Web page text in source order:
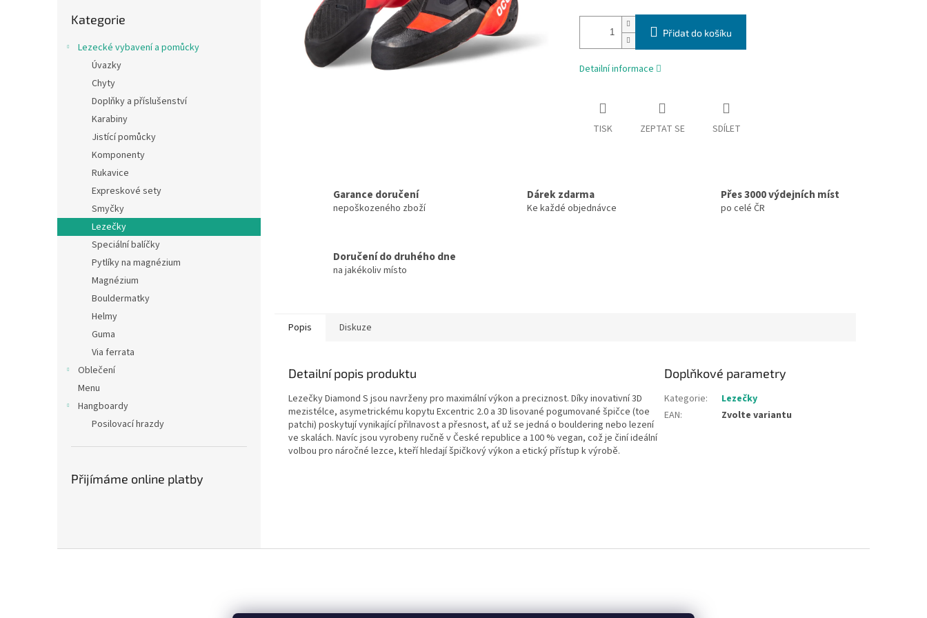
kategorie
Kategorie
Lezecké vybavení a pomůcky
Úvazky
Chyty
Doplňky a příslušenství
Karabiny
Jistící pomůcky
Komponenty
Rukavice
Expreskové sety
Smyčky
Lezečky
Speciální balíčky
Pytlíky na magnézium
Magnézium
Bouldermatky
Helmy
Guma
Via ferrata
Oblečení
Menu
Hangboardy
Posilovací hrazdy
Přijímáme online platby
Přidat do košíku
Detailní informace
TISK ZEPTAT SE SDÍLET
Garance doručení
nepoškozeného zboží
Dárek zdarma
Ke každé objednávce
Přes 3000 výdejních míst
po celé ČR
Doručení do druhého dne
na jakékoliv místo
Popis Diskuze
Detailní popis produktu
Lezečky Diamond S jsou navrženy pro maximální výkon a preciznost. Díky inovativní 3D
mezistélce, asymetrickému kopytu Excentric 2.0 a 3D lisované pogumované špičce (toe
patchi) poskytují vynikající přilnavost a přesnost, ať už se jedná o bouldering nebo lezení
ve skalách. Navíc jsou vyrobeny ručně v České republice a 100 % vegan, což je činí ideální
volbou pro náročné lezce, kteří hledají špičkový výkon a etický přístup k výrobě.
Doplňkové parametry
Kategorie:
Lezečky
EAN: Zvolte variantu